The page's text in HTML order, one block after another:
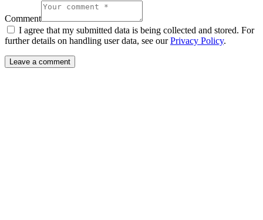
Comment
I agree that my submitted data is being collected and stored. For
further details on handling user data, see ourPrivacy Policy.